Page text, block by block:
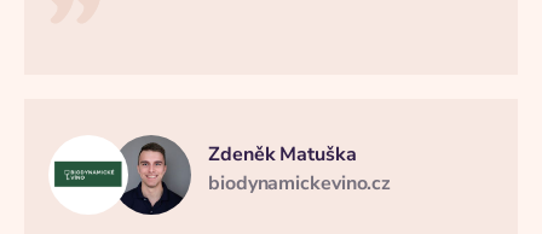
Zdeněk Matuška
biodynamickevino.cz